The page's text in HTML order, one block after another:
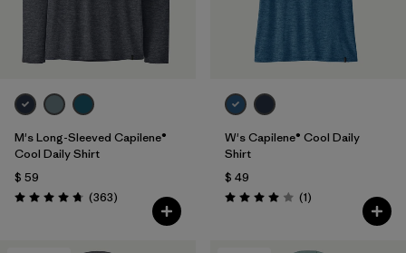
M's Long-Sleeved Capilene®
Cool Daily Shirt
$ 59
Valoración: 4.7 / 5
(363Comentarios
)
W's Capilene® Cool Daily
Shirt
$ 49
Valoración: 4.0 / 5
(1Comentarios
)